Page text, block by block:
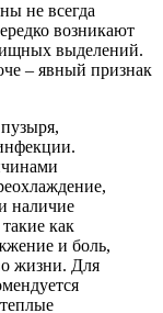
не всегда
возникают
выделений.
– явный признак
наличие
как
и боль,
жизни. Для